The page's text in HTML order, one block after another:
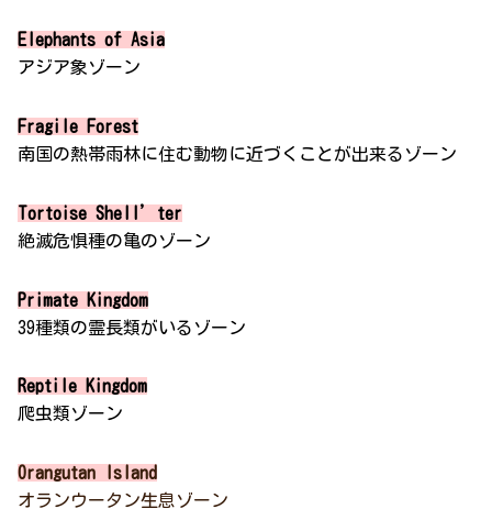
Elephants of Asia
アジア象ゾーン
Fragile Forest
南国の熱帯雨林に住む動物に近づくことが出来るゾーン
Tortoise Shell’ter
絶滅危惧種の亀のゾーン
Primate Kingdom
39種類の霊長類がいるゾーン
Reptile Kingdom
爬虫類ゾーン
Orangutan Island
オランウータン生息ゾーン